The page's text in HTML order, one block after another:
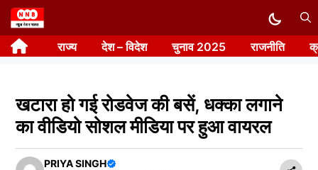
Skip
to
content राज्य देश – विदेश चुनाव 2025 राजनीति
खटारा हो गई रोडवेज की बसें, धक्का लगाने
का वीडियो सोशल मीडिया पर हुआ वायरल
PRIYA SINGH